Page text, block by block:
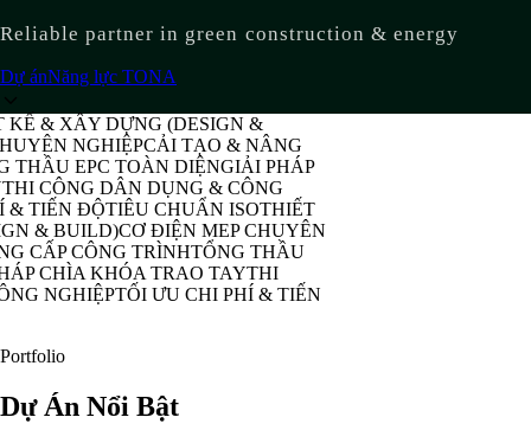
Reliable partner in green construction & energy
Dự ánNăng lực TONA
DỰNG (DESIGN &
NGHIỆPCẢI TẠO & NÂNG
EPC TOÀN DIỆNGIẢI PHÁP
DÂN DỤNG & CÔNG
ĐỘTIÊU CHUẨN ISOTHIẾT
CƠ ĐIỆN MEP CHUYÊN
CÔNG TRÌNHTỔNG THẦU
KHÓA TRAO TAYTHI
TỐI ƯU CHI PHÍ & TIẾN
Portfolio
Dự Án Nổi Bật